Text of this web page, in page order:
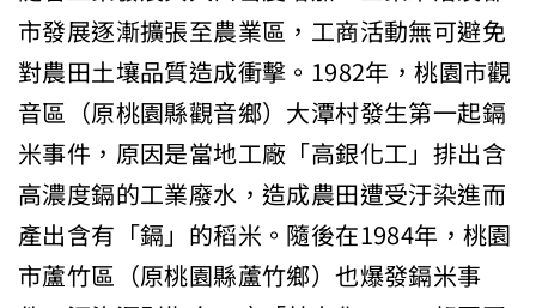
市發展逐漸擴張至農業區，工商活動無可避免
對農田土壤品質造成衝擊。1982年，桃園市觀
音區（原桃園縣觀音鄉）大潭村發生第一起鎘
米事件，原因是當地工廠「高銀化工」排出含
高濃度鎘的工業廢水，造成農田遭受汙染進而
產出含有「鎘」的稻米。隨後在1984年，桃園
市蘆竹區（原桃園縣蘆竹鄉）也爆發鎘米事